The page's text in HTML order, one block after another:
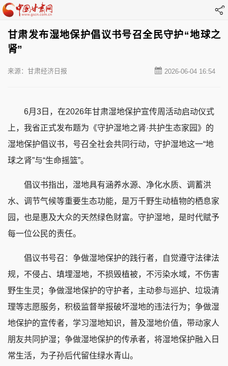
甘肃发布湿地保护倡议书号召全民守护“地球之
肾”
2026-06-04 16:54
来源：甘肃经济日报
6月3日，在2026年甘肃湿地保护宣传周活动启动仪式
上，我省正式发布题为《守护湿地之肾·共护生态家园》的
湿地保护倡议书，号召全社会共同行动，守护湿地这一“地
球之肾”与“生命摇篮”。
倡议书指出，湿地具有涵养水源、净化水质、调蓄洪
水、调节气候等重要生态功能，是万千野生动植物的栖息家
园，也是惠及大众的天然绿色财富。守护湿地，是时代赋予
每一位公民的责任。
倡议书号召：争做湿地保护的践行者，自觉遵守法律法
规，不侵占、填埋湿地，不损毁植被，不污染水域，不伤害
野生生灵；争做湿地保护的守护者，主动参与巡护、垃圾清
理等志愿服务，积极监督举报破坏湿地的违法行为；争做湿
地保护的宣传者，学习湿地知识，普及湿地价值，带动家人
朋友共同护湿；争做湿地保护的传承者，将湿地保护融入日
常生活，为子孙后代留住绿水青山。